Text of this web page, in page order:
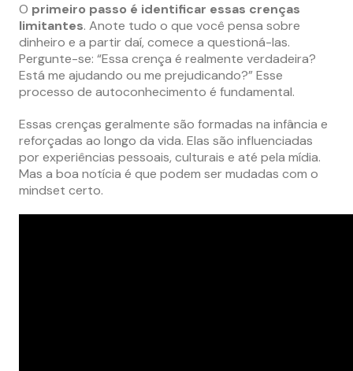
O primeiro passo é identificar essas crenças
limitantes. Anote tudo o que você pensa sobre
dinheiro e a partir daí, comece a questioná-las.
Pergunte-se: “Essa crença é realmente verdadeira?
Está me ajudando ou me prejudicando?” Esse
processo de autoconhecimento é fundamental.
Essas crenças geralmente são formadas na infância e
reforçadas ao longo da vida. Elas são influenciadas
por experiências pessoais, culturais e até pela mídia.
Mas a boa notícia é que podem ser mudadas com o
mindset certo.